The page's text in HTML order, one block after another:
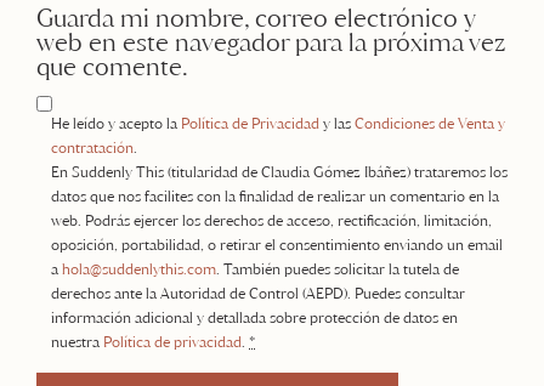
Guarda mi nombre, correo electrónico y
web en este navegador para la próxima vez
que comente.
He leído y acepto la Política de Privacidad y las Condiciones de Venta y
contratación.
En Suddenly This (titularidad de Claudia Gómez Ibáñez) trataremos los
datos que nos facilites con la finalidad de realizar un comentario en la
web. Podrás ejercer los derechos de acceso, rectificación, limitación,
oposición, portabilidad, o retirar el consentimiento enviando un email
a hola@suddenlythis.com. También puedes solicitar la tutela de
derechos ante la Autoridad de Control (AEPD). Puedes consultar
información adicional y detallada sobre protección de datos en
nuestra Política de privacidad. *